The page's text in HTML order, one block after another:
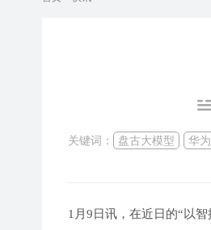
关键词： 盘古大模型 华为
1月9日讯，在近日的“以